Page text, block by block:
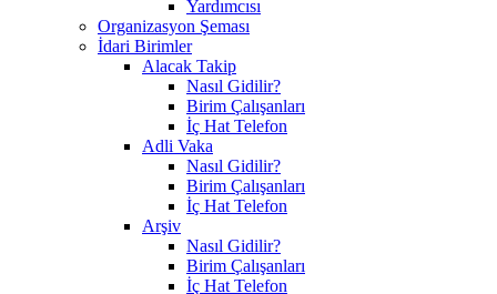
Yardımcısı
Organizasyon Şeması
İdari Birimler
Alacak Takip
Nasıl Gidilir?
Birim Çalışanları
İç Hat Telefon
Adli Vaka
Nasıl Gidilir?
Birim Çalışanları
İç Hat Telefon
Arşiv
Nasıl Gidilir?
Birim Çalışanları
İç Hat Telefon